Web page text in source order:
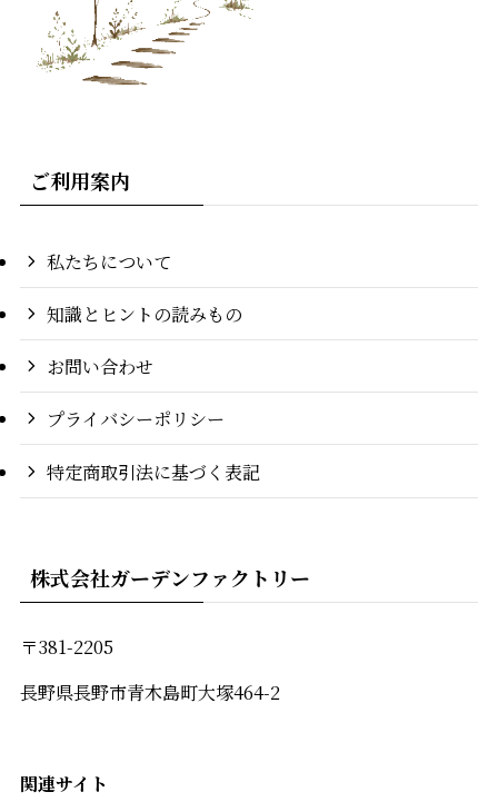
ご利用案内
私たちについて
知識とヒントの読みもの
お問い合わせ
プライバシーポリシー
特定商取引法に基づく表記
株式会社ガーデンファクトリー
〒381-2205
長野県長野市青木島町大塚464-2
関連サイト